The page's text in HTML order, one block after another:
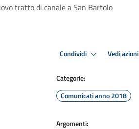
tratto di canale a San Bartolo
Condividi Vedi azioni
Categorie:
Comunicati anno 2018
Argomenti: